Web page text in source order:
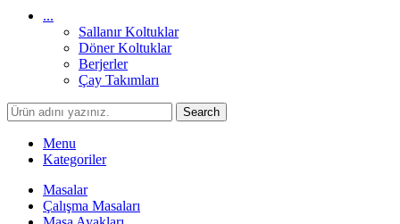
...
Sallanır Koltuklar
Döner Koltuklar
Berjerler
Çay Takımları
Search
Menu
Kategoriler
Masalar
Çalışma Masaları